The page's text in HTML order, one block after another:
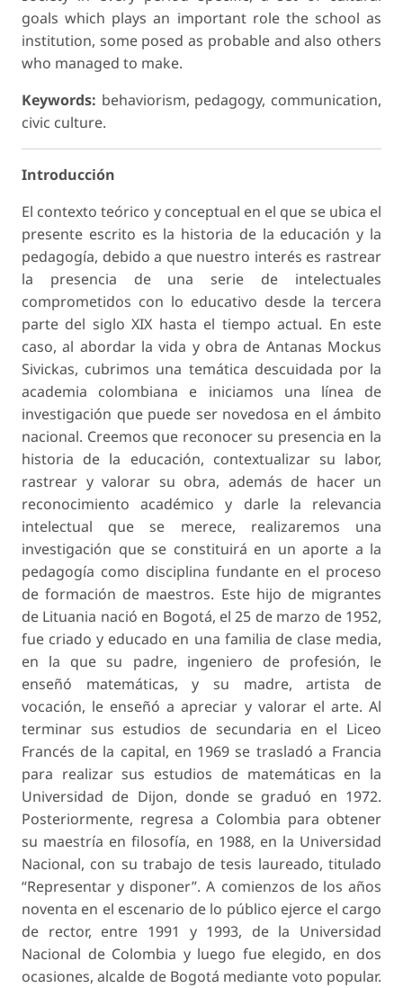
goals which plays an important role the school as
institution, some posed as probable and also others
who managed to make.
Keywords: behaviorism, pedagogy, communication,
civic culture.
Introducción
El contexto teórico y conceptual en el que se ubica el
presente escrito es la historia de la educación y la
pedagogía, debido a que nuestro interés es rastrear
la presencia de una serie de intelectuales
comprometidos con lo educativo desde la tercera
parte del siglo XIX hasta el tiempo actual. En este
caso, al abordar la vida y obra de Antanas Mockus
Sivickas, cubrimos una temática descuidada por la
academia colombiana e iniciamos una línea de
investigación que puede ser novedosa en el ámbito
nacional. Creemos que reconocer su presencia en la
historia de la educación, contextualizar su labor,
rastrear y valorar su obra, además de hacer un
reconocimiento académico y darle la relevancia
intelectual que se merece, realizaremos una
investigación que se constituirá en un aporte a la
pedagogía como disciplina fundante en el proceso
de formación de maestros. Este hijo de migrantes
de Lituania nació en Bogotá, el 25 de marzo de 1952,
fue criado y educado en una familia de clase media,
en la que su padre, ingeniero de profesión, le
enseñó matemáticas, y su madre, artista de
vocación, le enseñó a apreciar y valorar el arte. Al
terminar sus estudios de secundaria en el Liceo
Francés de la capital, en 1969 se trasladó a Francia
para realizar sus estudios de matemáticas en la
Universidad de Dijon, donde se graduó en 1972.
Posteriormente, regresa a Colombia para obtener
su maestría en filosofía, en 1988, en la Universidad
Nacional, con su trabajo de tesis laureado, titulado
“Representar y disponer”. A comienzos de los años
noventa en el escenario de lo público ejerce el cargo
de rector, entre 1991 y 1993, de la Universidad
Nacional de Colombia y luego fue elegido, en dos
ocasiones, alcalde de Bogotá mediante voto popular.